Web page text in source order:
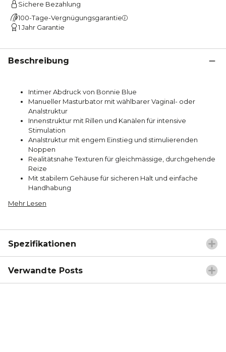
Sichere Bezahlung
100-Tage-Vergnügungsgarantie
1 Jahr Garantie
Beschreibung
Intimer Abdruck von Bonnie Blue
Manueller Masturbator mit wählbarer Vaginal- oder
Analstruktur
Innenstruktur mit Rillen und Kanälen für intensive
Stimulation
Analstruktur mit engem Einstieg und stimulierenden
Noppen
Realitätsnahe Texturen für gleichmässige, durchgehende
Reize
Mit stabilem Gehäuse für sicheren Halt und einfache
Handhabung
Mehr Lesen
Spezifikationen
Verwandte Posts